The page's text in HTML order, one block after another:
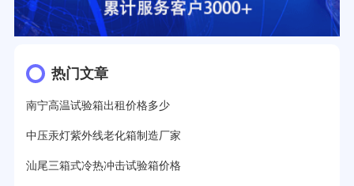
热门文章
南宁高温试验箱出租价格多少
中压汞灯紫外线老化箱制造厂家
汕尾三箱式冷热冲击试验箱价格